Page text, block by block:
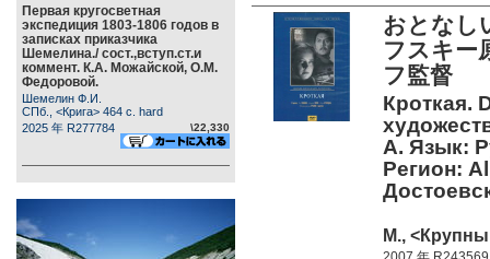
Первая кругосветная
экспедиция 1803-1806 годов в
записках приказчика
Шемелина./ сост.,вступ.ст.и
коммент. К.А. Можайской, О.М.
Федоровой.
Шемелин Ф.И.
СПб., <Крига> 464 c. hard
2025 年 R277784
\22,330
おとな
フスキ
フ監督
Кроткая.
А. Язык:
Регион:
М.,